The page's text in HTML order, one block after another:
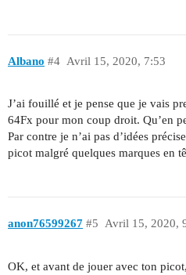
Albano Avril 15, 2020, 7:53
#4
J’ai fouillé et je pense que je vais
64Fx pour mon coup droit. Qu’en
Par contre je n’ai pas d’idées
picot malgré quelques marques en
anon76599267 Avril 15, 2020,
#5
OK, et avant de jouer avec ton